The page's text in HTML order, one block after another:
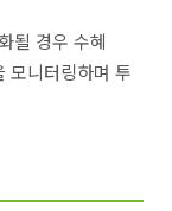
될 경우 수혜
모니터링하며 투